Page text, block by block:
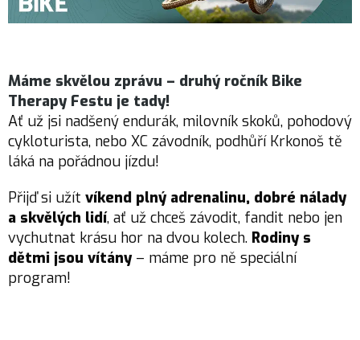
Máme skvělou zprávu – druhý ročník Bike
Therapy Festu je tady!
Ať už jsi nadšený endurák, milovník skoků, pohodový
cykloturista, nebo XC závodník, podhůří Krkonoš tě
láká na pořádnou jízdu!
Přijď si užít víkend plný adrenalinu, dobré nálady
a skvělých lidí, ať už chceš závodit, fandit nebo jen
vychutnat krásu hor na dvou kolech. Rodiny s
dětmi jsou vítány– máme pro ně speciální
program!